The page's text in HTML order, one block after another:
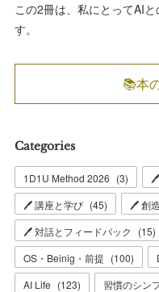
この2冊は、私にとってAI
す。
📚本
Categories
1D1U Method 2026 (3)
🖊 講座と学び (45) 🖊 創
🖊 対話とフィードバック
(15)
OS・Beinig・前提 (100)
AI Life (123) 習慣のシン